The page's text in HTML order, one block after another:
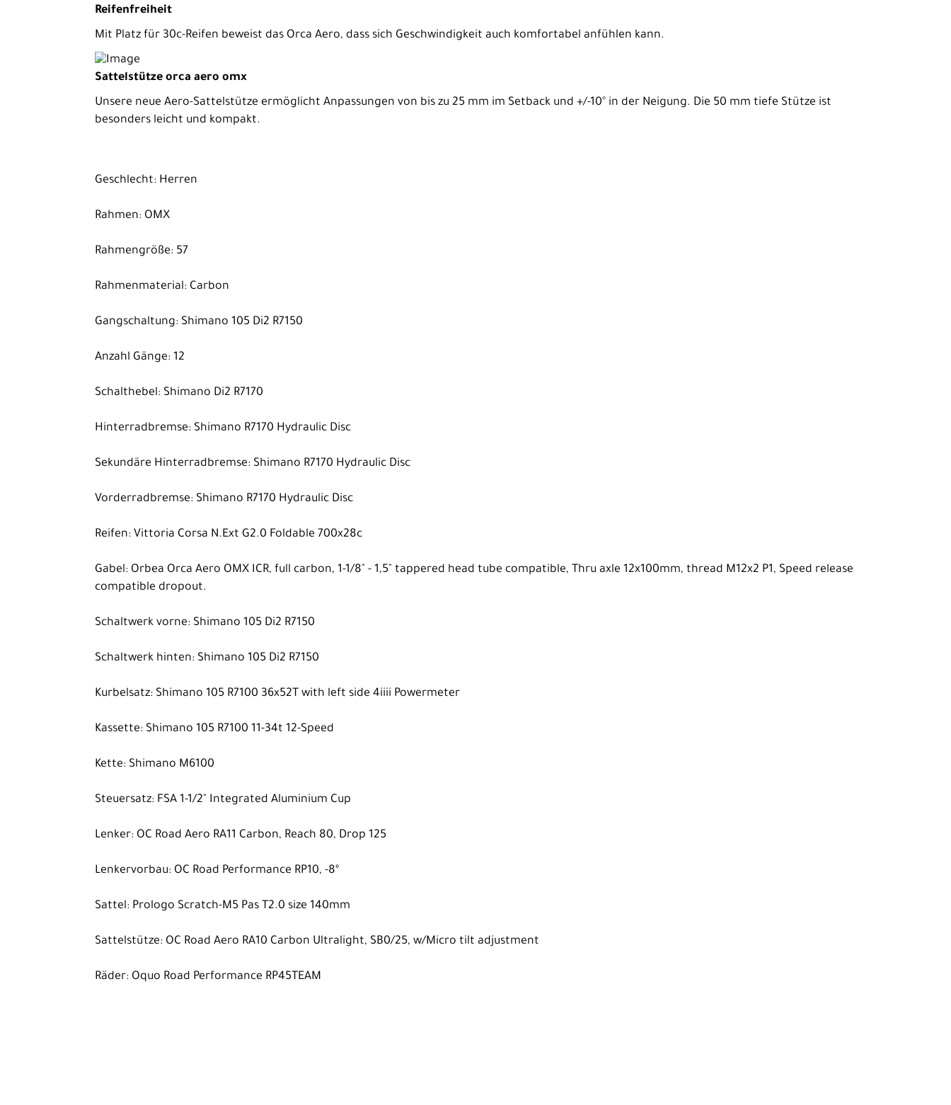
Reifenfreiheit
Mit Platz für 30c-Reifen beweist das Orca Aero, dass sich Geschwindigkeit auch komfortabel anfühlen kann.
Sattelstütze orca aero omx
Unsere neue Aero-Sattelstütze ermöglicht Anpassungen von bis zu 25 mm im Setback und +/-10° in der Neigung. Die 50 mm tiefe Stütze ist
besonders leicht und kompakt.
Geschlecht: Herren
Rahmen: OMX
Rahmengröße: 57
Rahmenmaterial: Carbon
Gangschaltung: Shimano 105 Di2 R7150
Anzahl Gänge: 12
Schalthebel: Shimano Di2 R7170
Hinterradbremse: Shimano R7170 Hydraulic Disc
Sekundäre Hinterradbremse: Shimano R7170 Hydraulic Disc
Vorderradbremse: Shimano R7170 Hydraulic Disc
Reifen: Vittoria Corsa N.Ext G2.0 Foldable 700x28c
Gabel: Orbea Orca Aero OMX ICR, full carbon, 1-1/8" - 1,5" tappered head tube compatible, Thru axle 12x100mm, thread M12x2 P1, Speed release
compatible dropout.
Schaltwerk vorne: Shimano 105 Di2 R7150
Schaltwerk hinten: Shimano 105 Di2 R7150
Kurbelsatz: Shimano 105 R7100 36x52T with left side 4iiii Powermeter
Kassette: Shimano 105 R7100 11-34t 12-Speed
Kette: Shimano M6100
Steuersatz: FSA 1-1/2" Integrated Aluminium Cup
Lenker: OC Road Aero RA11 Carbon, Reach 80, Drop 125
Lenkervorbau: OC Road Performance RP10, -8º
Sattel: Prologo Scratch-M5 Pas T2.0 size 140mm
Sattelstütze: OC Road Aero RA10 Carbon Ultralight, SB0/25, w/Micro tilt adjustment
Räder: Oquo Road Performance RP45TEAM